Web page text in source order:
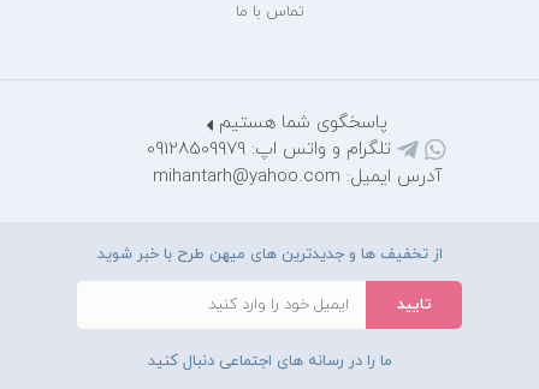
تماس با ما
پاسخگوی شما هستیم
تلگرام و واتس اپ: 09128509979
آدرس ایمیل: mihantarh@yahoo.com
از تخفیف ها و جدیدترین های میهن طرح با خبر شوید
ما را در رسانه های اجتماعی دنبال کنید